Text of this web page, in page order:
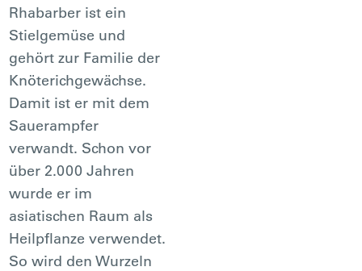
Rhabarber ist ein
Stielgemüse und
gehört zur Familie der
Knöterichgewächse.
Damit ist er mit dem
Sauerampfer
verwandt. Schon vor
über 2.000 Jahren
wurde er im
asiatischen Raum als
Heilpflanze verwendet.
So wird den Wurzeln